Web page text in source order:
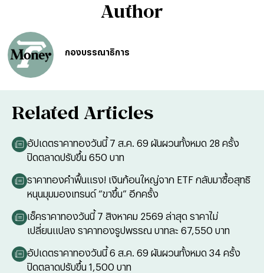
Author
กองบรรณาธิการ
Related Articles
อัปเดตราคาทองวันนี้ 7 ส.ค. 69 ผันผวนทั้งหมด 28 ครั้ง
ปิดตลาดปรับขึ้น 650 บาท
ราคาทองคำฟื้นแรง! เงินก้อนใหญ่จาก ETF กลับมาซื้อสุทธิ
หนุนมุมมองเทรนด์ “ขาขึ้น” อีกครั้ง
เช็คราคาทองวันนี้ 7 สิงหาคม 2569 ล่าสุด ราคาไม่
เปลี่ยนแปลง ราคาทองรูปพรรณ บาทละ 67,550 บาท
อัปเดตราคาทองวันนี้ 6 ส.ค. 69 ผันผวนทั้งหมด 34 ครั้ง
ปิดตลาดปรับขึ้น 1,500 บาท